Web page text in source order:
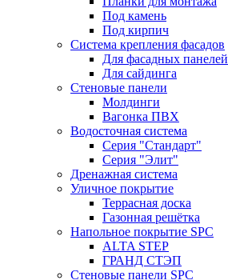
Под камень
Под кирпич
Система крепления фасадов
Для фасадных панелей
Для сайдинга
Стеновые панели
Молдинги
Вагонка ПВХ
Водосточная система
Серия "Стандарт"
Серия "Элит"
Дренажная система
Уличное покрытие
Террасная доска
Газонная решётка
Напольное покрытие SPC
ALTA STEP
ГРАНД СТЭП
Стеновые панели SPC